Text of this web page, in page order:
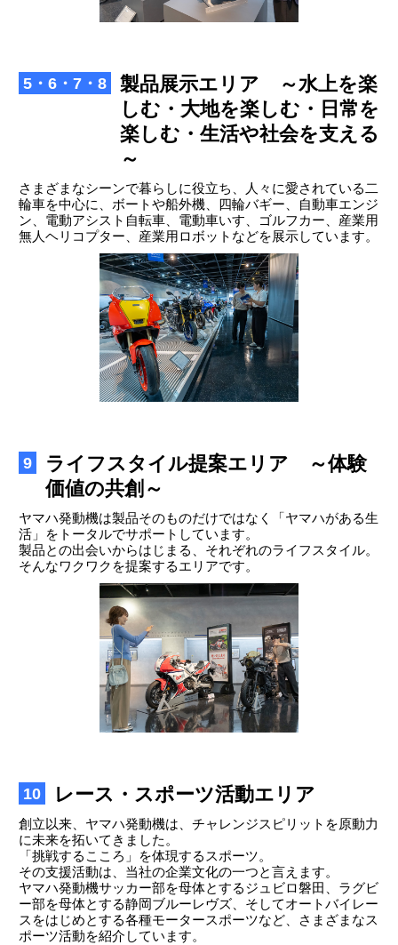
5・6・7・8
製品展示エリア ～水上を楽
しむ・大地を楽しむ・日常を
楽しむ・生活や社会を支える
～
さまざまなシーンで暮らしに役立ち、人々に愛されている二
輪車を中心に、ボートや船外機、四輪バギー、自動車エンジ
ン、電動アシスト自転車、電動車いす、ゴルフカー、産業用
無人ヘリコプター、産業用ロボットなどを展示しています。
9
ライフスタイル提案エリア ～体験
価値の共創～
ヤマハ発動機は製品そのものだけではなく「ヤマハがある生
活」をトータルでサポートしています。
製品との出会いからはじまる、それぞれのライフスタイル。
そんなワクワクを提案するエリアです。
10 レース・スポーツ活動エリア
創立以来、ヤマハ発動機は、チャレンジスピリットを原動力
に未来を拓いてきました。
「挑戦するこころ」を体現するスポーツ。
その支援活動は、当社の企業文化の一つと言えます。
ヤマハ発動機サッカー部を母体とするジュビロ磐田、ラグビ
ー部を母体とする静岡ブルーレヴズ、そしてオートバイレー
スをはじめとする各種モータースポーツなど、さまざまなス
ポーツ活動を紹介しています。